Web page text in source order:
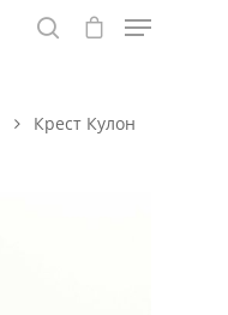
Крест Кулон